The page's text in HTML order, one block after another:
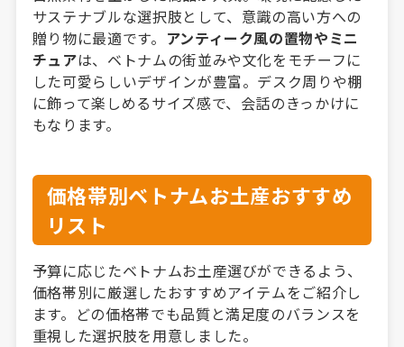
サステナブルな選択肢として、意識の高い方への
贈り物に最適です。 アンティーク風の置物やミニ
チュアは、ベトナムの街並みや文化をモチーフに
した可愛らしいデザインが豊富。デスク周りや棚
に飾って楽しめるサイズ感で、会話のきっかけに
もなります。
価格帯別ベトナムお土産おすすめ
リスト
予算に応じたベトナムお土産選びができるよう、
価格帯別に厳選したおすすめアイテムをご紹介し
ます。どの価格帯でも品質と満足度のバランスを
重視した選択肢を用意しました。